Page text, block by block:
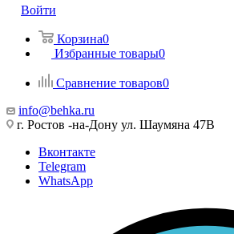
Войти
Корзина0
Избранные товары0
Сравнение товаров0
info@behka.ru
г. Ростов -на-Дону ул. Шаумяна 47В
Вконтакте
Telegram
WhatsApp